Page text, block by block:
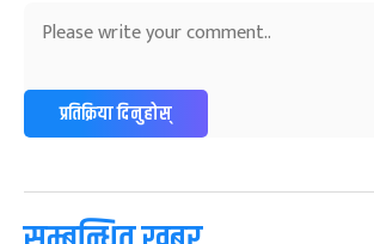
२४
सोम
अन्तराष्ट्रिय नारी दिवस
फाल्गुन २४, २०८३ -Mar 8, 2027
ग्याल्पो ल्होसार
फाल्गुन २५, २०८३
७ पूर्णिमा व्रत
प्रतिक्रिया दिनुहोस्